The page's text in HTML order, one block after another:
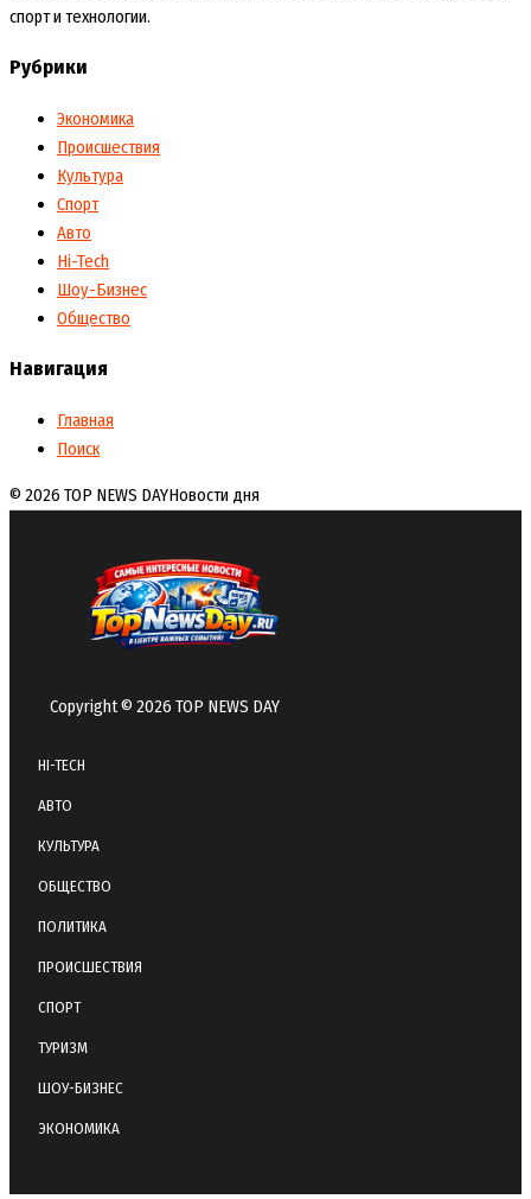
спорт и технологии.
Рубрики
Экономика
Происшествия
Культура
Спорт
Авто
Hi-Tech
Шоу-Бизнес
Общество
Навигация
Главная
Поиск
© 2026 TOP NEWS DAYНовости дня
Copyright © 2026 TOP NEWS DAY
HI-TECH
АВТО
КУЛЬТУРА
ОБЩЕСТВО
ПОЛИТИКА
ПРОИСШЕСТВИЯ
СПОРТ
ТУРИЗМ
ШОУ-БИЗНЕС
ЭКОНОМИКА